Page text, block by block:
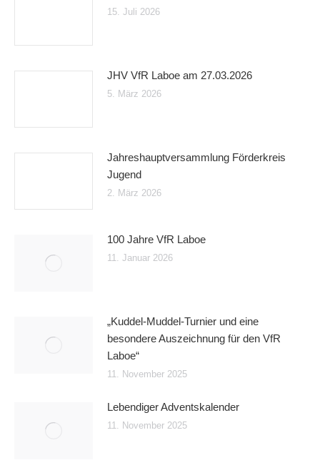
15. Juli 2026
JHV VfR Laboe am 27.03.2026
5. März 2026
Jahreshauptversammlung Förderkreis
Jugend
2. März 2026
100 Jahre VfR Laboe
11. Januar 2026
„Kuddel-Muddel-Turnier und eine
besondere Auszeichnung für den VfR
Laboe“
11. November 2025
Lebendiger Adventskalender
11. November 2025